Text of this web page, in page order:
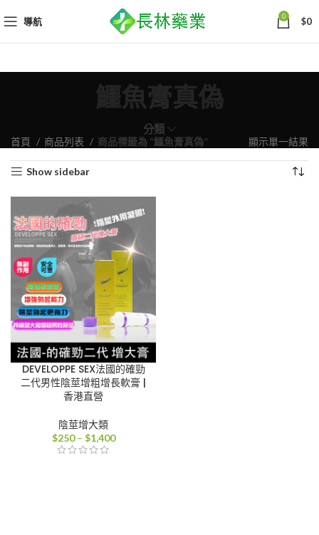
導航 0 $0
鱷魚膏真偽
分類
首頁 商品列表 商品標籤為 “鱷魚膏真偽” 顯示單一結果
Show sidebar
DEVELOPPE SEX法國的確勁
二代男性陰莖增粗增長軟膏 |
香港直營
陰莖增大類
$250 – $1,400價